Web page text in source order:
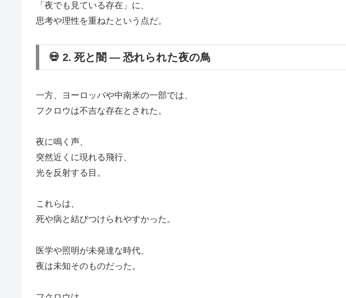
「夜でも見ている存在」に、
思考や理性を重ねたという点だ。
💀 2. 死と闇 ― 恐れられた夜の鳥
一方、ヨーロッパや中南米の一部では、
フクロウは不吉な存在とされた。
夜に鳴く声、
突然近くに現れる飛行、
光を反射する目。
これらは、
死や病と結びつけられやすかった。
医学や照明が未発達な時代、
夜は未知そのものだった。